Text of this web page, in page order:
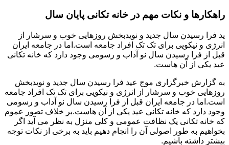
راهکارها و نکات مهم در خانه تکانی پایان سال
ید فرا رسیدن سال جدید و نویدبخش روزهایی خوب و سرشار از
انرژی و نیکویی برای تک تک افراد جامعه است.اما در جامعه ایران
قبل از فرا رسیدن سال نو آداب و رسومی وجود دارد که خانه تکانی
عید یکی از آن هاست.
به گزارش خبرگزاری موج عید فرا رسیدن سال جدید و نویدبخش
روزهایی خوب و سرشار از انرژی و نیکویی برای تک تک افراد جامعه
است.اما در جامعه ایران قبل از فرا رسیدن سال نو آداب و رسومی
وجود دارد که خانه تکانی عید یکی از آن هاست.بر خلاف تصور عموم
که خانه تکانی یک نظافت عمومی و کلی منزل به نظر می آید اگر
بخواهیم به طور اصولی آن را انجام دهیم باید به برخی از نکات توجه
بیشتر داشته باشیم.